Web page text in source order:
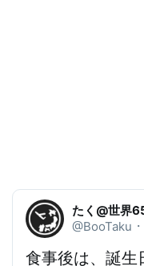
たく@世界
@BooTaku ・
食事後は、 誕生